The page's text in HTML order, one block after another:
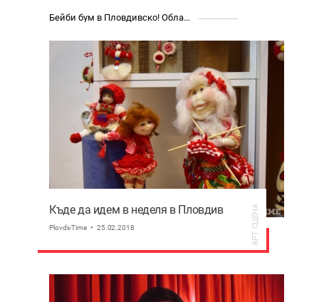
Бейби бум в Пловдивско! Областта отчита най-голям ръст на новородените извън София
Къде да идем в неделя в Пловдив
PlovdivTime 25.02.2018 АРТ СЦЕНА